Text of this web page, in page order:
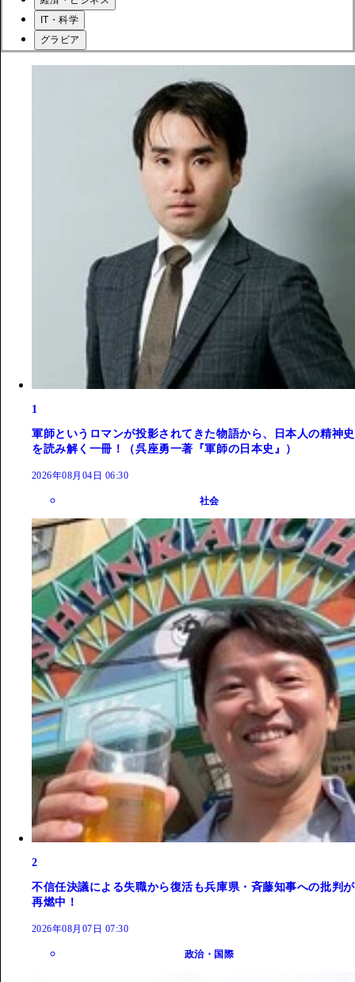
IT・科学
グラビア
1
軍師というロマンが投影されてきた物語から、日本人の精神史
を読み解く一冊！（呉座勇一著『軍師の日本史』）
2026年08月04日 06:30
社会
2
不信任決議による失職から復活も兵庫県・斉藤知事への批判が
再燃中！
2026年08月07日 07:30
政治・国際